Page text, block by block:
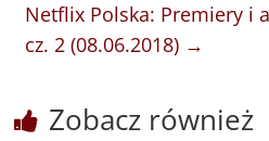
Netflix Polska: Premiery i
cz. 2 (08.06.2018) →
Zobacz również